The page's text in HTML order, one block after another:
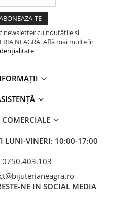
newsletter cu noutățile și
NEAGRĂ. Află mai multe în
COMERCIALE
LUNI-VINERI: 10:00-17:00
0750.403.103
NE IN SOCIAL MEDIA